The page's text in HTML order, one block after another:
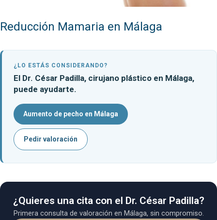
Reducción Mamaria en Málaga
¿LO ESTÁS CONSIDERANDO?
El Dr. César Padilla, cirujano plástico en Málaga,
puede ayudarte.
Aumento de pecho en Málaga
Pedir valoración
¿Quieres una cita con el Dr. César Padilla?
Primera consulta de valoración en Málaga, sin compromiso.